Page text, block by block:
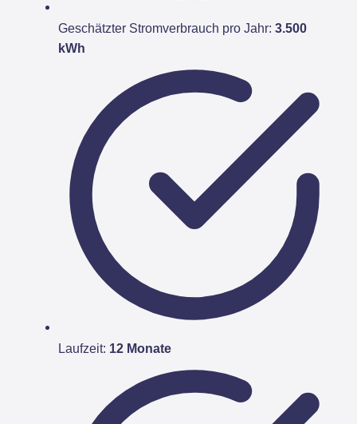
Geschätzter Stromverbrauch pro Jahr: 3.500
kWh
Laufzeit: 12 Monate